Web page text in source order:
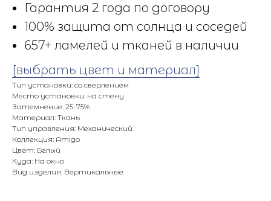
Гарантия 2 года по договору
100% защита от солнца и соседей
657+ ламелей и тканей в наличии
[выбрать цвет и материал]
Тип установки: со сверлением
Место установки: на стену
Затемнение: 25-75%
Материал: Ткань
Тип управления: Механический
Коллекция: Amigo
Цвет: Белый
Куда: На окно
Вид изделия: Вертикальные